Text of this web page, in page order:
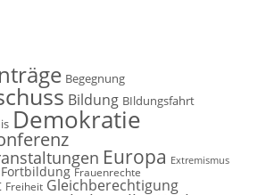
Begegnung
Bildung BIldungsfahrt
Demokratie
Europa Extremismus
Fortbildung Frauenrechte
Freiheit Gleichberechtigung